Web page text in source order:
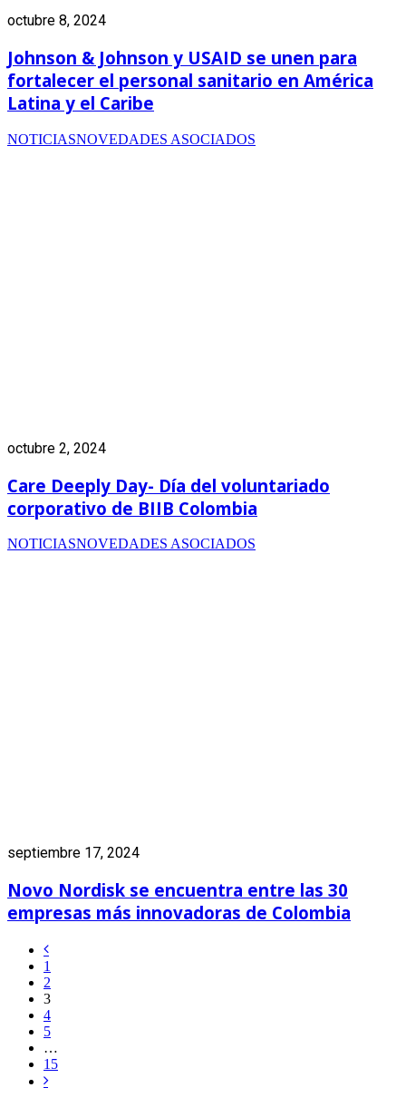
octubre 8, 2024
Johnson & Johnson y USAID se unen para
fortalecer el personal sanitario en América
Latina y el Caribe
NOTICIASNOVEDADES ASOCIADOS
octubre 2, 2024
Care Deeply Day- Día del voluntariado
corporativo de BIIB Colombia
NOTICIASNOVEDADES ASOCIADOS
septiembre 17, 2024
Novo Nordisk se encuentra entre las 30
empresas más innovadoras de Colombia
1
2
3
4
5
…
15